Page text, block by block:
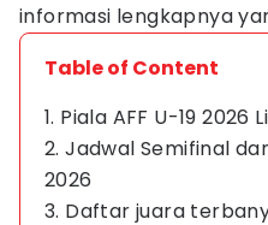
informasi lengkapnya
Table of Content
1. Piala AFF U-19 2026
2. Jadwal Semifinal
2026
3. Daftar juara